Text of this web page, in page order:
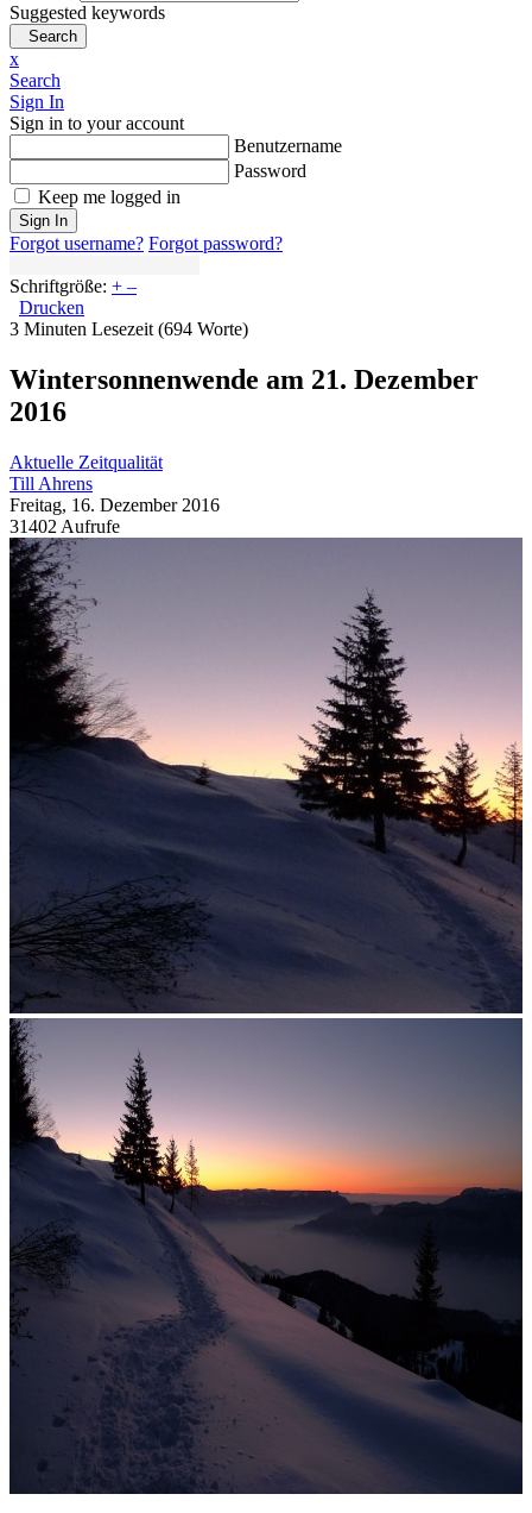
Suggested keywords
Search
x
Search
Sign In
Sign in to your account
Benutzername
Password
Keep me logged in
Sign In
Forgot username? Forgot password?
Schriftgröße: + –
Drucken
3 Minuten Lesezeit (694 Worte)
Wintersonnenwende am 21. Dezember
2016
Aktuelle Zeitqualität
Till Ahrens
Freitag, 16. Dezember 2016
31402 Aufrufe